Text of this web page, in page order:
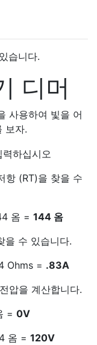
습니다.
디머
사용하여 빛을 어
보자.
항 (RT)을 찾을 수
옴 = 144 옴
을 수 있습니다.
Ohms = .83A
압을 계산합니다.
= 0V
옴 = 120V